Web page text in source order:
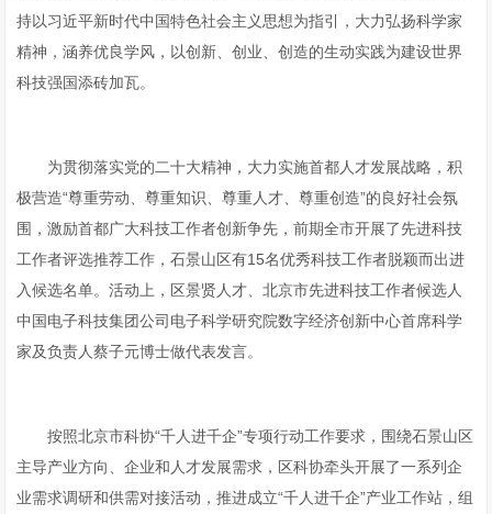
持以习近平新时代中国特色社会主义思想为指引，大力弘扬科学家
精神，涵养优良学风，以创新、创业、创造的生动实践为建设世界
科技强国添砖加瓦。
为贯彻落实党的二十大精神，大力实施首都人才发展战略，积
极营造“尊重劳动、尊重知识、尊重人才、尊重创造”的良好社会氛
围，激励首都广大科技工作者创新争先，前期全市开展了先进科技
工作者评选推荐工作，石景山区有15名优秀科技工作者脱颖而出进
入候选名单。活动上，区景贤人才、北京市先进科技工作者候选人
中国电子科技集团公司电子科学研究院数字经济创新中心首席科学
家及负责人蔡子元博士做代表发言。
按照北京市科协“千人进千企”专项行动工作要求，围绕石景山区
主导产业方向、企业和人才发展需求，区科协牵头开展了一系列企
业需求调研和供需对接活动，推进成立“千人进千企”产业工作站，组